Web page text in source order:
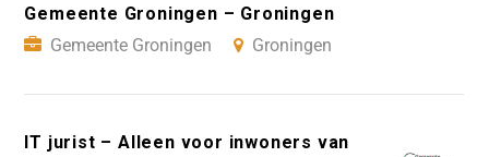
Gemeente Groningen – Groningen
Gemeente Groningen
Groningen
IT jurist – Alleen voor inwoners van